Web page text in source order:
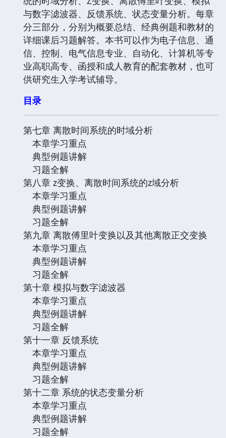
与数字滤波器、反馈系统、状态变量分析。每章
分三部分，分别为概要总结、经典例题和教材的
详细课后习题解答。本书可以作为电子信息、通
信、控制、电气信息专业、自动化、计算机等专
业高职高专、函授和成人教育的配套教材，也可
供研究生入学考试辅导。
目录
第七章 离散时间系统的时域分析
本章学习重点
典型例题讲解
习题全解
第八章 z变换、离散时间系统的z域分析
本章学习重点
典型例题讲解
习题全解
第九章 离散傅里叶变换以及其他离散正交变换
本章学习重点
典型例题讲解
习题全解
第十章 模拟与数字滤波器
本章学习重点
典型例题讲解
习题全解
第十一章 反馈系统
本章学习重点
典型例题讲解
习题全解
第十二章 系统的状态变量分析
本章学习重点
典型例题讲解
习题全解